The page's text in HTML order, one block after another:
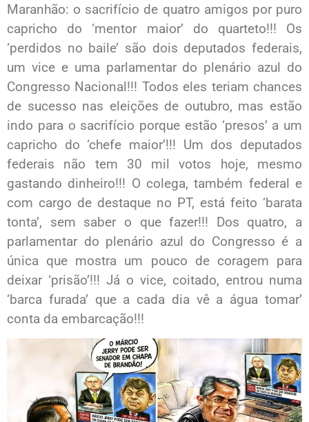
Maranhão: o sacrifício de quatro amigos por puro
capricho do ‘mentor maior’ do quarteto!!! Os
‘perdidos no baile’ são dois deputados federais,
um vice e uma parlamentar do plenário azul do
Congresso Nacional!!! Todos eles teriam chances
de sucesso nas eleições de outubro, mas estão
indo para o sacrifício porque estão ‘presos’ a um
capricho do ‘chefe maior’!!! Um dos deputados
federais não tem 30 mil votos hoje, mesmo
gastando dinheiro!!! O colega, também federal e
com cargo de destaque no PT, está feito ‘barata
tonta’, sem saber o que fazer!!! Dos quatro, a
parlamentar do plenário azul do Congresso é a
única que mostra um pouco de coragem para
deixar ‘prisão’!!! Já o vice, coitado, entrou numa
‘barca furada’ que a cada dia vê a água tomar’
conta da embarcação!!!